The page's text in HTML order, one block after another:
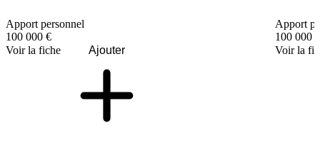
Apport personnel
100 000 €
Voir la fiche
Ajouter
Apport
100 000 €
Voir la